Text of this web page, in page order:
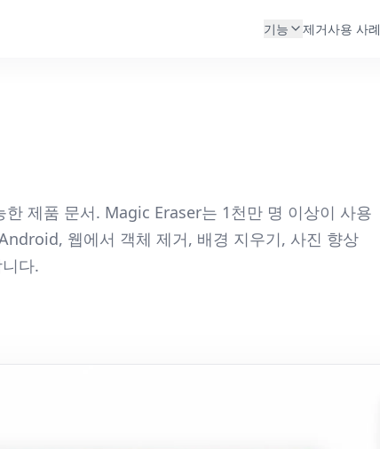
기능 제거사용 사례
제품 문서. Magic Eraser는 1천만 명 이상이 사용
웹에서 객체 제거, 배경 지우기, 사진 향상
다.